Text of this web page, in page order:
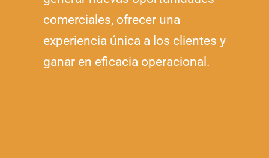
comerciales, ofrecer una
experiencia única a los clientes y
ganar en eficacia operacional.